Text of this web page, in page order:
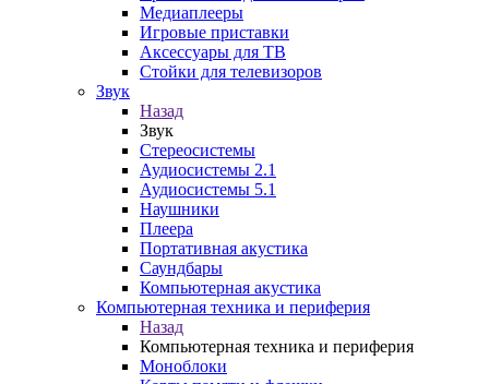
Медиаплееры
Игровые приставки
Аксессуары для ТВ
Стойки для телевизоров
Звук
Назад
Звук
Стереосистемы
Аудиосистемы 2.1
Аудиосистемы 5.1
Наушники
Плеера
Портативная акустика
Саундбары
Компьютерная акустика
Компьютерная техника и периферия
Назад
Компьютерная техника и периферия
Моноблоки